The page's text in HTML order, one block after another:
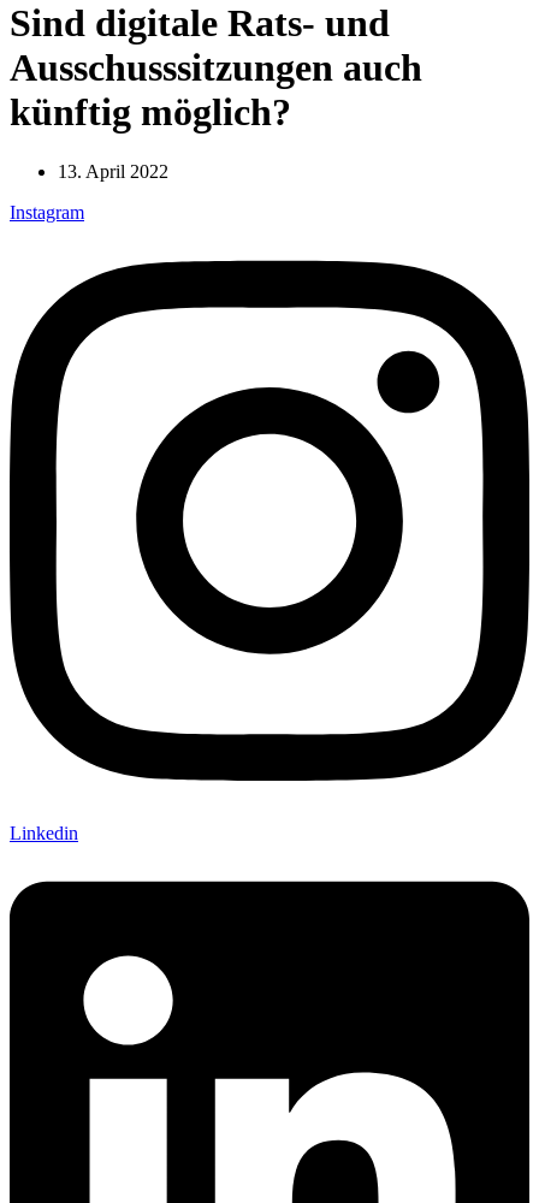
Sind digitale Rats- und
Ausschusssitzungen auch
künftig möglich?
13. April 2022
Instagram
Linkedin